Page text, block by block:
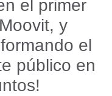
el primer
y
el
público en